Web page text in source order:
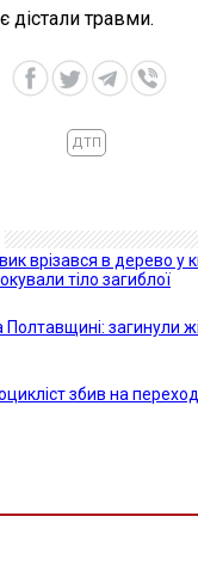
дістали травми.
ДТП
врізався в дерево у
тіло загиблої
загинули
збив на